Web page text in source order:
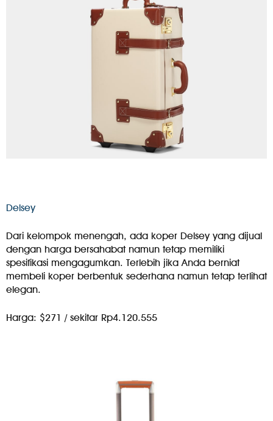
Delsey
Dari kelompok menengah, ada koper Delsey yang dijual
dengan harga bersahabat namun tetap memiliki
spesifikasi mengagumkan. Terlebih jika Anda berniat
membeli koper berbentuk sederhana namun tetap terlihat
elegan.
Harga: $271 / sekitar Rp4.120.555